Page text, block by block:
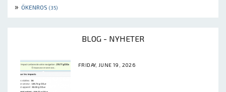
» ÖKENROS (35)
BLOG - NYHETER
FRIDAY, JUNE 19, 2026